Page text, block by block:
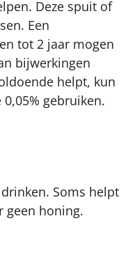
Deze spuit of
Een
tot 2 jaar mogen
bijwerkingen
helpt, kun
gebruiken.
Soms helpt
geen honing.